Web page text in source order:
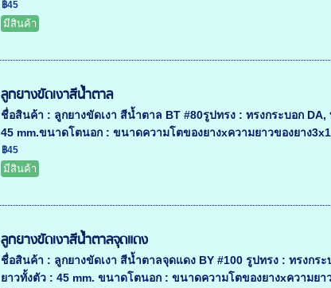
฿45
มีสินค้า
ลูกยางขัดเงาสีน้ำตาล
ชื่อสินค้า : ลูกยางขัดเงา สีน้ำตาล BT #80รูปทรง : ทรงกระบอก
45 mm.ขนาดโตนอก : ขนาดความโตของยางxความยาวของยาง
฿45
มีสินค้า
ลูกยางขัดเงาสีน้ำตาลจุดแดง
ชื่อสินค้า : ลูกยางขัดเงา สีน้ำตาลจุดแดง BY #100 รูปทรง : ทรงก
ยาวทั้งตัว : 45 mm. ขนาดโตนอก : ขนาดความโตของยางxความยา